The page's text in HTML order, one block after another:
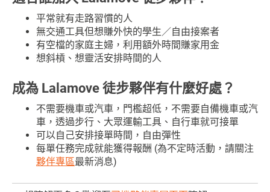
平常就有走路習慣的人
無交通工具但想賺外快的學生／自由接案者
有空檔的家庭主婦，利用額外時間賺家用金
想斜槓、想靈活安排時間的人
成為 Lalamove 徒步夥伴有什麼好處？
不需要機車或汽車，門檻超低，不需要自備機車或汽
車，透過步行、大眾運輸工具、自行車就可接單
可以自己安排接單時間，自由彈性
每單任務完成就能獲得報酬 (為不定時活動，請關注
夥伴專區最新消息)